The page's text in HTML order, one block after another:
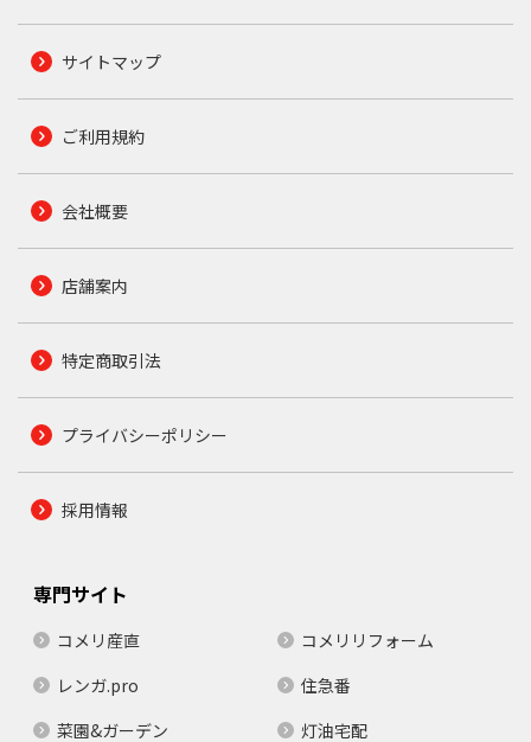
サイトマップ
ご利用規約
会社概要
店舗案内
特定商取引法
プライバシーポリシー
採用情報
専門サイト
コメリ産直
コメリリフォーム
レンガ.pro
住急番
菜園&ガーデン
灯油宅配